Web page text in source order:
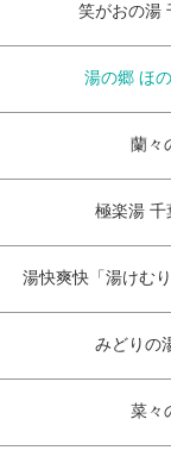
笑がおの湯
湯の郷 ほ
蘭々
極楽湯 千
湯快爽快「湯けむ
みどりの
菜々